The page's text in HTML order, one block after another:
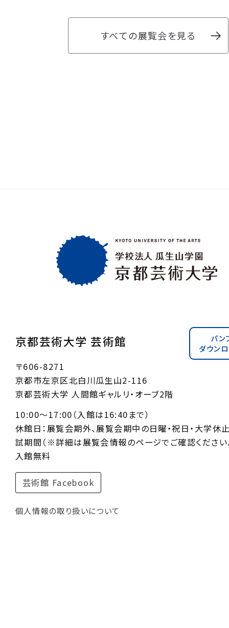
すべての展覧会を見る
京都芸術大学 芸術館
パン
ダウン
〒606-8271
京都市左京区北白川瓜生山2-116
京都芸術大学 人間館ギャルリ・オーブ2階
10:00〜17:00（入館は16:40まで）
休館日：展覧会期外、展覧会期中の日曜・祝日・大学休
試期間（※詳細は展覧会情報のページでご確認ください
入館無料
芸術館 Facebook
個人情報の取り扱いについて